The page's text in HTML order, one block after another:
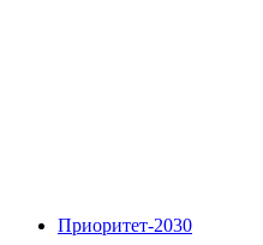
Приоритет-2030